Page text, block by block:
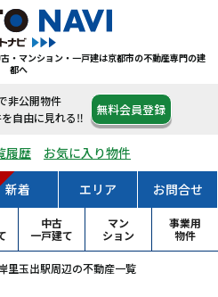
・マンション・一戸建は京都市の不動産専門の建
都へ
非公開物件
を自由に見れる‼ 無料会員登録
履歴 お気に入り物件
新着 エリア お問合せ
中古
一戸建て
マン
ション
事業用
物件
里玉出駅周辺の不動産一覧